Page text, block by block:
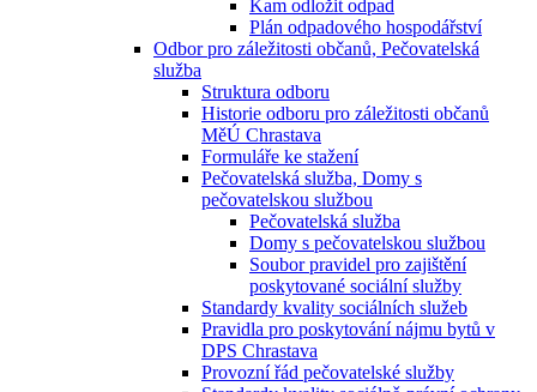
Kam odložit odpad
Plán odpadového hospodářství
Odbor pro záležitosti občanů, Pečovatelská
služba
Struktura odboru
Historie odboru pro záležitosti občanů
MěÚ Chrastava
Formuláře ke stažení
Pečovatelská služba, Domy s
pečovatelskou službou
Pečovatelská služba
Domy s pečovatelskou službou
Soubor pravidel pro zajištění
poskytované sociální služby
Standardy kvality sociálních služeb
Pravidla pro poskytování nájmu bytů v
DPS Chrastava
Provozní řád pečovatelské služby